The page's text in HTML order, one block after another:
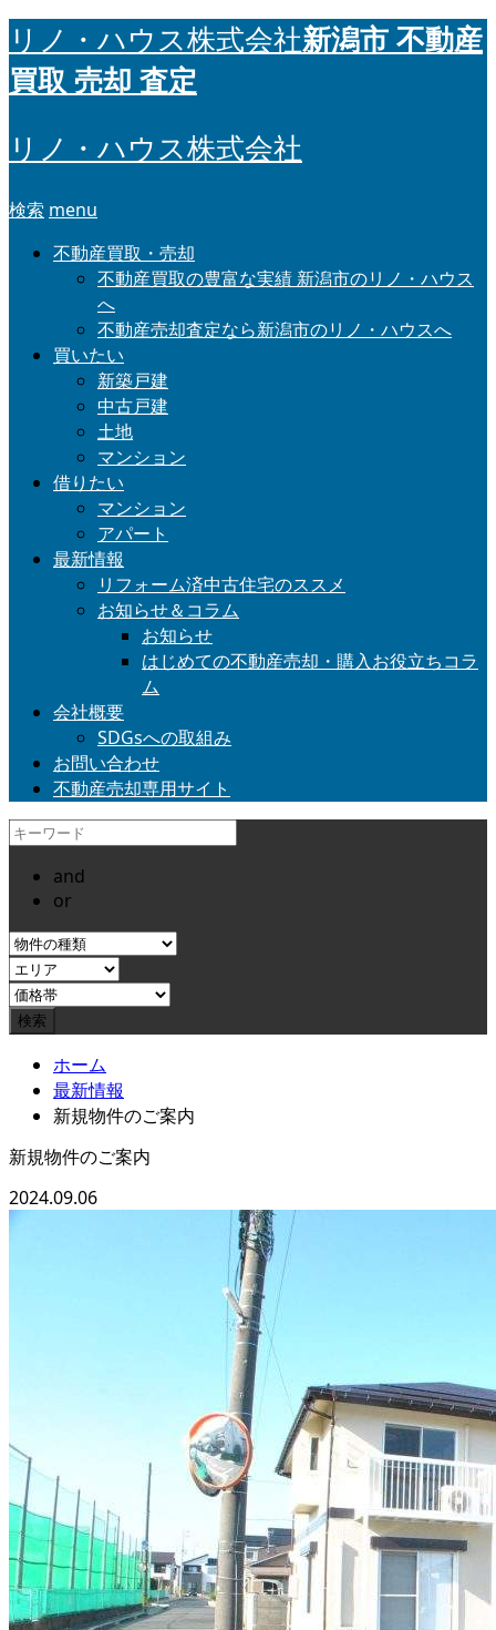
リノ・ハウス株式会社新潟市 不動産
買取 売却 査定
リノ・ハウス株式会社
検索 menu
不動産買取・売却
不動産買取の豊富な実績 新潟市のリノ・ハウス
へ
不動産売却査定なら新潟市のリノ・ハウスへ
買いたい
新築戸建
中古戸建
土地
マンション
借りたい
マンション
アパート
最新情報
リフォーム済中古住宅のススメ
お知らせ＆コラム
お知らせ
はじめての不動産売却・購入お役立ちコラ
ム
会社概要
SDGsへの取組み
お問い合わせ
不動産売却専用サイト
and
or
ホーム
最新情報
新規物件のご案内
新規物件のご案内
2024.09.06